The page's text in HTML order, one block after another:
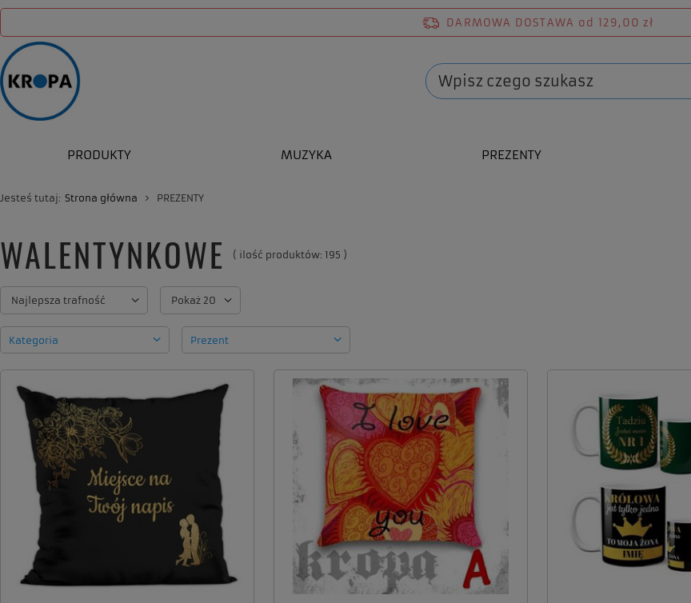
DARMOWA DOSTAWA od 129,00 zł
PRODUKTY MUZYKA PREZENTY
Jesteś tutaj: Strona główna PREZENTY
WALENTYNKOWE ( ilość produktów: 195 )
Zmień sortowanie
Najlepsza trafność Zmień ilość wyświetlanych produktów
Pokaż 20
Kategoria Prezent